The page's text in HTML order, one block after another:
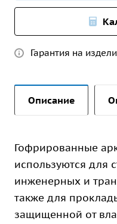
Гарантия на
Описание
Гофрированные
используются для
инженерных и
также для
защищенной от